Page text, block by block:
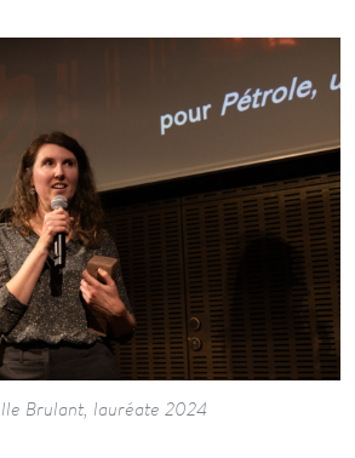
Brulant, lauréate 2024